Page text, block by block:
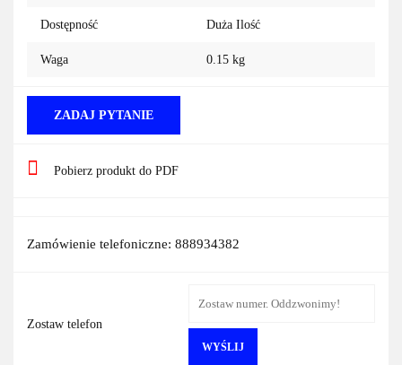
Dostępność Duża Ilość
Waga 0.15 kg
ZADAJ PYTANIE
Pobierz produkt do PDF
Zamówienie telefoniczne: 888934382
Zostaw telefon
WYŚLIJ